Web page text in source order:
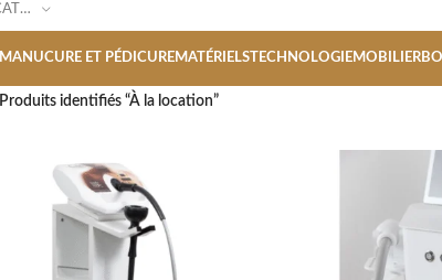
SÉLECTIONNER LA CATÉGORIE
MANUCURE ET PÉDICUREMATÉRIELSTECHNOLOGIEMOBILIER
Produits identifiés “À la location”